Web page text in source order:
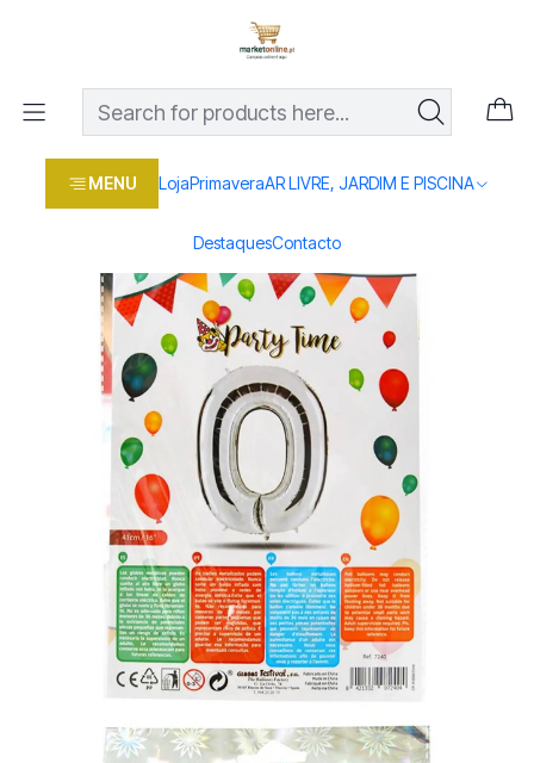
MENU LojaPrimaveraAR LIVRE, JARDIM E PISCINA
DestaquesContacto
Os melhores preços em produtos para casa, jardim e bricolage
Home Loja Casa e conforto
FESTAS
BALAO METALIZADO NUMEROS